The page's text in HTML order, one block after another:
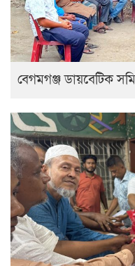
বেগমগঞ্জ ডায়বেটিক